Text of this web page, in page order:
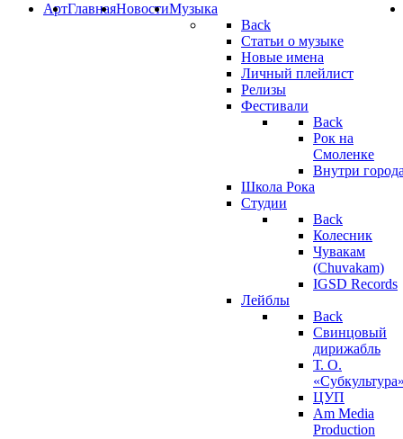
Музыка
Back
Статьи о музыке
Новые имена
Личный плейлист
Релизы
Фестивали
Back
Рок на
Смоленке
Внутри
Школа Рока
Студии
Back
Колесник
Чувакам
(Chuvakam)
IGSD Records
Лейблы
Back
Свинцовый
дирижабль
Т. О.
ЦУП
Am Media
Production
Новости
Главная
Арт